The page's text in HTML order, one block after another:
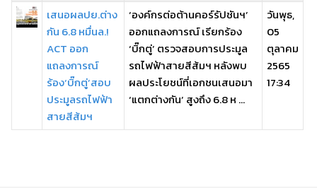
เสนอผลปย.ต่าง
กัน 6.8 หมื่นล.!
ACT ออก
แถลงการณ์
ร้อง‘บิ๊กตู่’สอบ
ประมูลรถไฟฟ้า
สายสีส้มฯ
‘องค์กรต่อต้านคอร์รัปชันฯ’
ออกแถลงการณ์ เรียกร้อง
‘บิ๊กตู่’ ตรวจสอบการประมูล
รถไฟฟ้าสายสีส้มฯ หลังพบ
ผลประโยชน์ที่เอกชนเสนอมา
‘แตกต่างกัน’ สูงถึง 6.8 ห ...
วันพุธ,
05
ตุลาคม
2565
17:34